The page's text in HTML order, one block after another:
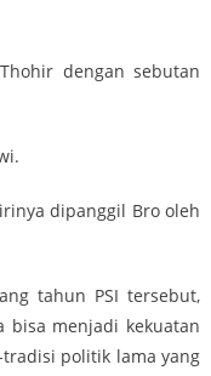
dengan sebutan
dipanggil Bro oleh
tahun PSI tersebut,
bisa menjadi kekuatan
politik lama yang